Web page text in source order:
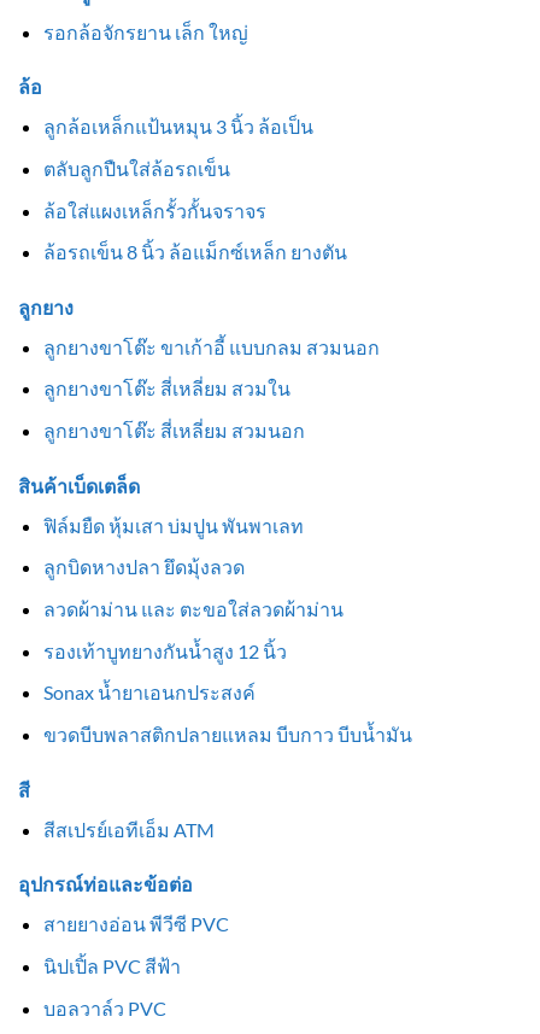
รอกล้อจักรยาน เล็ก ใหญ่
ล้อ
ลูกล้อเหล็กแป้นหมุน 3 นิ้ว ล้อเป็น
ตลับลูกปืนใส่ล้อรถเข็น
ล้อใส่แผงเหล็กรั้วกั้นจราจร
ล้อรถเข็น 8 นิ้ว ล้อแม็กซ์เหล็ก ยางตัน
ลูกยาง
ลูกยางขาโต๊ะ ขาเก้าอี้ แบบกลม สวมนอก
ลูกยางขาโต๊ะ สี่เหลี่ยม สวมใน
ลูกยางขาโต๊ะ สี่เหลี่ยม สวมนอก
สินค้าเบ็ดเตล็ด
ฟิล์มยืด หุ้มเสา บ่มปูน พันพาเลท
ลูกบิดหางปลา ยึดมุ้งลวด
ลวดผ้าม่าน และ ตะขอใส่ลวดผ้าม่าน
รองเท้าบูทยางกันน้ำสูง 12 นิ้ว
Sonax น้ำยาเอนกประสงค์
ขวดบีบพลาสติกปลายแหลม บีบกาว บีบน้ำมัน
สี
สีสเปรย์เอทีเอ็ม ATM
อุปกรณ์ท่อและข้อต่อ
สายยางอ่อน พีวีซี PVC
นิปเปิ้ล PVC สีฟ้า
บอลวาล์ว PVC